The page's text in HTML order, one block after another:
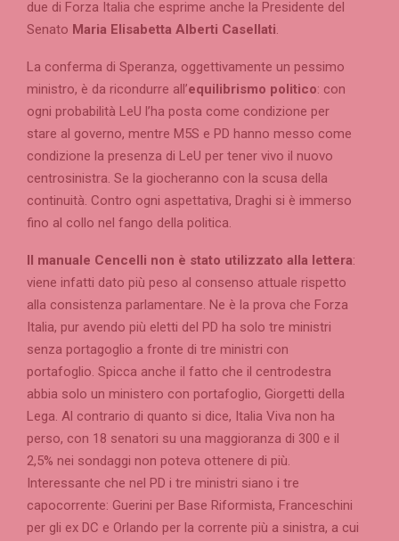
due di Forza Italia che esprime anche la Presidente del
Senato Maria Elisabetta Alberti Casellati.
La conferma di Speranza, oggettivamente un pessimo
ministro, è da ricondurre all’equilibrismo politico: con
ogni probabilità LeU l’ha posta come condizione per
stare al governo, mentre M5S e PD hanno messo come
condizione la presenza di LeU per tener vivo il nuovo
centrosinistra. Se la giocheranno con la scusa della
continuità. Contro ogni aspettativa, Draghi si è immerso
fino al collo nel fango della politica.
Il manuale Cencelli non è stato utilizzato alla lettera:
viene infatti dato più peso al consenso attuale rispetto
alla consistenza parlamentare. Ne è la prova che Forza
Italia, pur avendo più eletti del PD ha solo tre ministri
senza portagoglio a fronte di tre ministri con
portafoglio. Spicca anche il fatto che il centrodestra
abbia solo un ministero con portafoglio, Giorgetti della
Lega. Al contrario di quanto si dice, Italia Viva non ha
perso, con 18 senatori su una maggioranza di 300 e il
2,5% nei sondaggi non poteva ottenere di più.
Interessante che nel PD i tre ministri siano i tre
capocorrente: Guerini per Base Riformista, Franceschini
per gli ex DC e Orlando per la corrente più a sinistra, a cui